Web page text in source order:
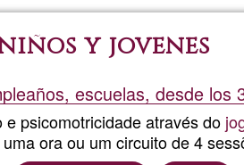
y jovenes
escuelas, desde los
e psicomotricidade através do
ora ou um circuito de 4